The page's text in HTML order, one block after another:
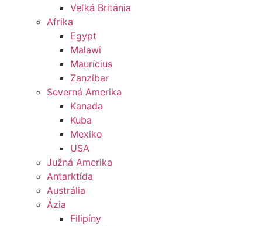
Veľká Británia
Afrika
Egypt
Malawi
Maurícius
Zanzibar
Severná Amerika
Kanada
Kuba
Mexiko
USA
Južná Amerika
Antarktída
Austrália
Ázia
Filipíny